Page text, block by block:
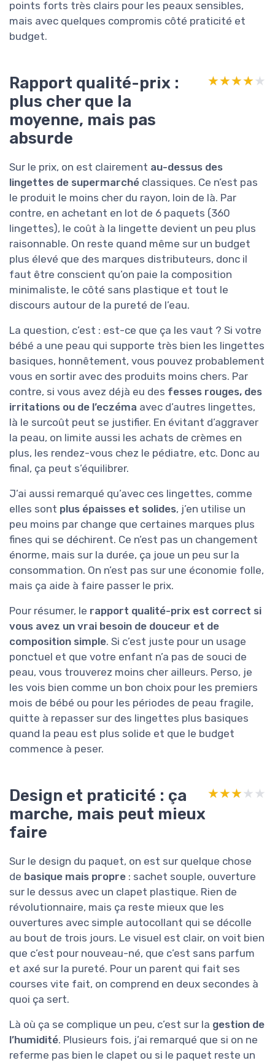
points forts très clairs pour les peaux sensibles,
mais avec quelques compromis côté praticité et
budget.
Rapport qualité-prix :
plus cher que la
moyenne, mais pas
absurde
★★★★★
★★★★★
Sur le prix, on est clairement au-dessus des
lingettes de supermarché classiques. Ce n’est pas
le produit le moins cher du rayon, loin de là. Par
contre, en achetant en lot de 6 paquets (360
lingettes), le coût à la lingette devient un peu plus
raisonnable. On reste quand même sur un budget
plus élevé que des marques distributeurs, donc il
faut être conscient qu’on paie la composition
minimaliste, le côté sans plastique et tout le
discours autour de la pureté de l’eau.
La question, c’est : est-ce que ça les vaut ? Si votre
bébé a une peau qui supporte très bien les lingettes
basiques, honnêtement, vous pouvez probablement
vous en sortir avec des produits moins chers. Par
contre, si vous avez déjà eu des fesses rouges, des
irritations ou de l’eczéma avec d’autres lingettes,
là le surcoût peut se justifier. En évitant d’aggraver
la peau, on limite aussi les achats de crèmes en
plus, les rendez-vous chez le pédiatre, etc. Donc au
final, ça peut s’équilibrer.
J’ai aussi remarqué qu’avec ces lingettes, comme
elles sont plus épaisses et solides, j’en utilise un
peu moins par change que certaines marques plus
fines qui se déchirent. Ce n’est pas un changement
énorme, mais sur la durée, ça joue un peu sur la
consommation. On n’est pas sur une économie folle,
mais ça aide à faire passer le prix.
Pour résumer, le rapport qualité-prix est correct si
vous avez un vrai besoin de douceur et de
composition simple. Si c’est juste pour un usage
ponctuel et que votre enfant n’a pas de souci de
peau, vous trouverez moins cher ailleurs. Perso, je
les vois bien comme un bon choix pour les premiers
mois de bébé ou pour les périodes de peau fragile,
quitte à repasser sur des lingettes plus basiques
quand la peau est plus solide et que le budget
commence à peser.
Design et praticité : ça
marche, mais peut mieux
faire
★★★★★
★★★★★
Sur le design du paquet, on est sur quelque chose
de basique mais propre : sachet souple, ouverture
sur le dessus avec un clapet plastique. Rien de
révolutionnaire, mais ça reste mieux que les
ouvertures avec simple autocollant qui se décolle
au bout de trois jours. Le visuel est clair, on voit bien
que c’est pour nouveau-né, que c’est sans parfum
et axé sur la pureté. Pour un parent qui fait ses
courses vite fait, on comprend en deux secondes à
quoi ça sert.
Là où ça se complique un peu, c’est sur la gestion de
l’humidité. Plusieurs fois, j’ai remarqué que si on ne
referme pas bien le clapet ou si le paquet reste un